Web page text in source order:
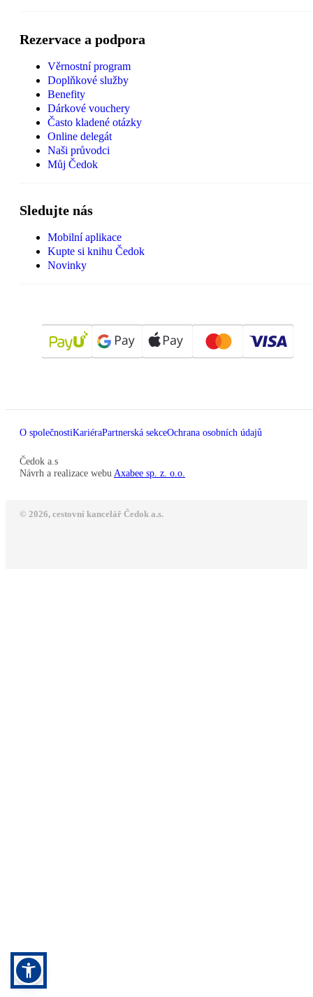
Rezervace a podpora
Věrnostní program
Doplňkové služby
Benefity
Dárkové vouchery
Často kladené otázky
Online delegát
Naši průvodci
Můj Čedok
Sledujte nás
Mobilní aplikace
Kupte si knihu Čedok
Novinky
O společnostiKariéraPartnerská sekceOchrana osobních údajů
Čedok a.s
Návrh a realizace webu Axabee sp. z. o.o.
© 2026, cestovní kancelář Čedok a.s.